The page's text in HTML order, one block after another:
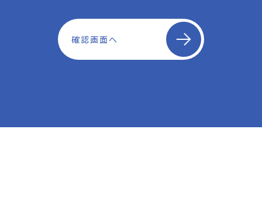
確認画面へ